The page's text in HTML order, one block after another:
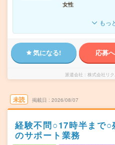
女性
もっ
気になる! 応募
派遣会社 株式会社リ
未読 掲載日 2026/08/07
経験不問○17時半まで
のサポート業務